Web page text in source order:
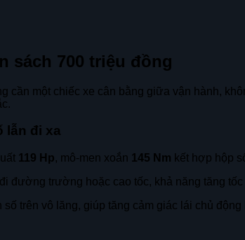
sách 700 triệu đồng
cần một chiếc xe cân bằng giữa vận hành,
lẫn đi xa
119 Hp, mô-men xoắn 145 Nm kết hợp hộp
đường trường hoặc cao tốc, khả năng tăng
trên vô lăng, giúp tăng cảm giác lái chủ động